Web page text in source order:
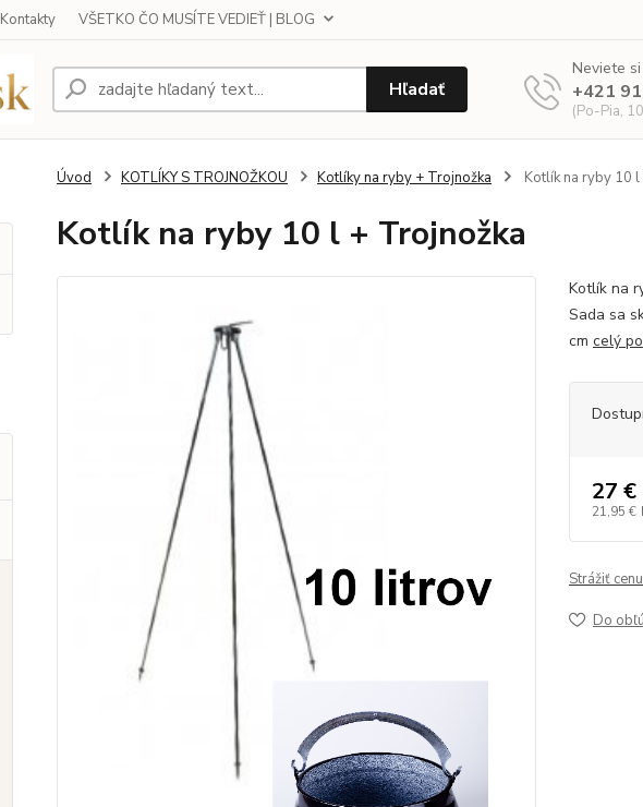
Kontakty VŠETKO ČO MUSÍTE VEDIEŤ | BLOG
Hľadať
Neviete
+421
(Po-Pia,
Úvod KOTLÍKY S TROJNOŽKOU Kotlíky na ryby + Trojnožka Kotlík na ryby 10
Kotlík na ryby 10 l + Trojnožka
Kotlík na
Sada sa
cm celý
27 €
21,95 €
Strážiť
Do